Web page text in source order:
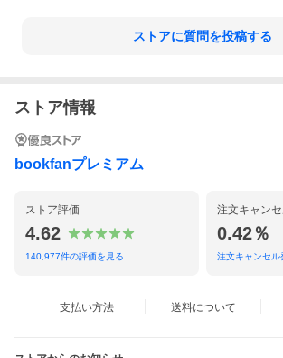
ストアに質問を投稿する
ストア情報
bookfanプレミアム
ストア評価
4.62
140,977件の評価を見る
注文キャン
0.42％
注文キャンセル
支払い方法 送料について